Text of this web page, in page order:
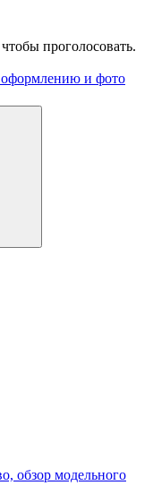
проголосовать.
и фото
обзор модельного